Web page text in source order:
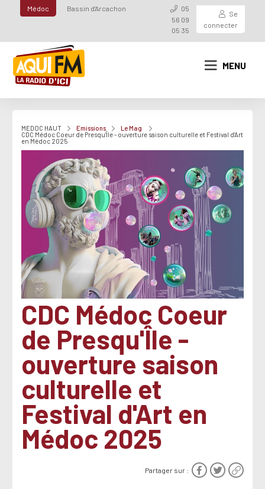
Médoc Bassin d'Arcachon
05
56 09
05 35
Se
connecter
MENU
MEDOC HAUT Emissions
Le Mag
CDC Médoc Coeur de Presqu'Île - ouverture saison culturelle et Festival d'Art
en Médoc 2025
CDC Médoc Coeur
de Presqu'Île -
ouverture saison
culturelle et
Festival d'Art en
Médoc 2025
Partager sur :